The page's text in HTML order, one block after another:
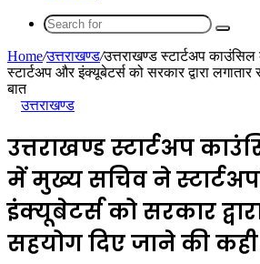
Search
for
Home/उत्तराखण्ड/उत्तराखण्ड स्टार्टअप
स्टार्टअप और इंक्यूबेटर्स को सरकार द्वारा
बात
उत्तराखण्ड
उत्तराखण्ड स्टार्टअप
में मुख्य सचिव ने
इंक्यूबेटर्स को सरकार
सहयोग दिए जाने की